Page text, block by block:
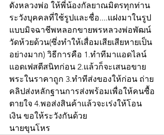
ดังหลวงพ่อ ให้พี่น้องกัลยาณมิตรทุกท่าน
ระวังบุคคลที่ใช้รูปและชื่อ....แฝงมาในรูป
แบบมิจฉาชีพหลอกขายพรหลวงพ่อพัฒน์
วัดห้วยด้วน(ซึ่งทำให้เสื่อมเสียเสียหายเป็น
อย่างมาก) วิธีการคือ 1.ทำทีมาแอดไลน์
แอดเฟสตีสนิทก่อน 2.แล้วก็จะเสนอขาย
พระในราคาถูก 3.ทำทีส่งของให้ก่อน ถ่าย
คลิปส่งหลักฐานการส่งพร้อมเพื่อให้คนซื้อ
ตายใจ 4.พอส่งสินค้าแล้วจะเร่งให้โอน
เงิน ขอให้ระวังกันด้วย
นายขุนโหร